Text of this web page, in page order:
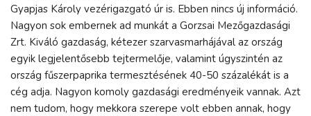
Gyapjas Károly vezérigazgató úr is. Ebben nincs új információ.
Nagyon sok embernek ad munkát a Gorzsai Mezőgazdasági
Zrt. Kiváló gazdaság, kétezer szarvasmarhájával az ország
egyik legjelentősebb tejtermelője, valamint úgyszintén az
ország fűszerpaprika termesztésének 40-50 százalékát is a
cég adja. Nagyon komoly gazdasági eredményeik vannak. Azt
nem tudom, hogy mekkora szerepe volt ebben annak, hogy